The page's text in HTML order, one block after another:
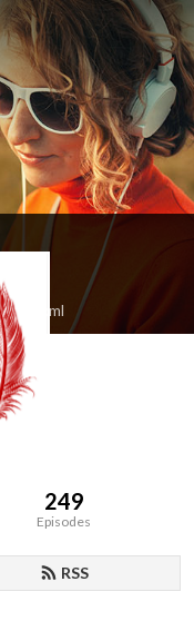
249
Episodes
RSS